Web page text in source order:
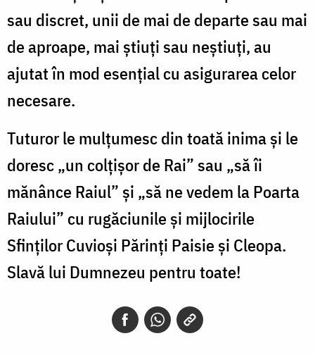
sau discret, unii de mai de departe sau mai
de aproape, mai știuți sau neștiuți, au
ajutat în mod esențial cu asigurarea celor
necesare.
Tuturor le mulțumesc din toată inima și le
doresc „un colțișor de Rai” sau „să îi
mănânce Raiul” și „să ne vedem la Poarta
Raiului” cu rugăciunile și mijlocirile
Sfinților Cuvioși Părinți Paisie și Cleopa.
Slavă lui Dumnezeu pentru toate!